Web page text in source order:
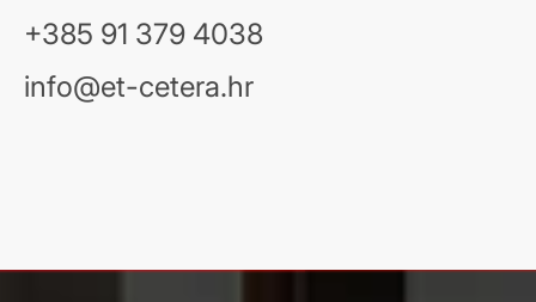
+385 91 379 4038
info@et-cetera.hr